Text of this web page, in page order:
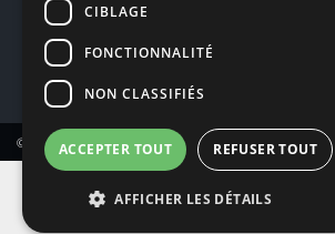
© Copyright 2026 Smartoys SA – Tous droits réservés.
CIBLAGE
FONCTIONNALITÉ
NON CLASSIFIÉS
ACCEPTER TOUT REFUSER TOUT
AFFICHER LES DÉTAILS